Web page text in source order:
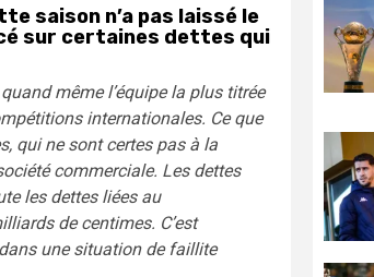
saison n’a pas laissé le
sur certaines dettes qui
même l’équipe la plus titrée
internationales. Ce que
qui ne sont certes pas à la
commerciale. Les dettes
les dettes liées au
de centimes. C’est
une situation de faillite